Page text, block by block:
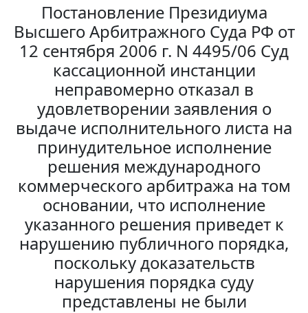
Постановление Президиума
Высшего Арбитражного Суда РФ от
12 сентября 2006 г. N 4495/06 Суд
кассационной инстанции
неправомерно отказал в
удовлетворении заявления о
выдаче исполнительного листа на
принудительное исполнение
решения международного
коммерческого арбитража на том
основании, что исполнение
указанного решения приведет к
нарушению публичного порядка,
поскольку доказательств
нарушения порядка суду
представлены не были